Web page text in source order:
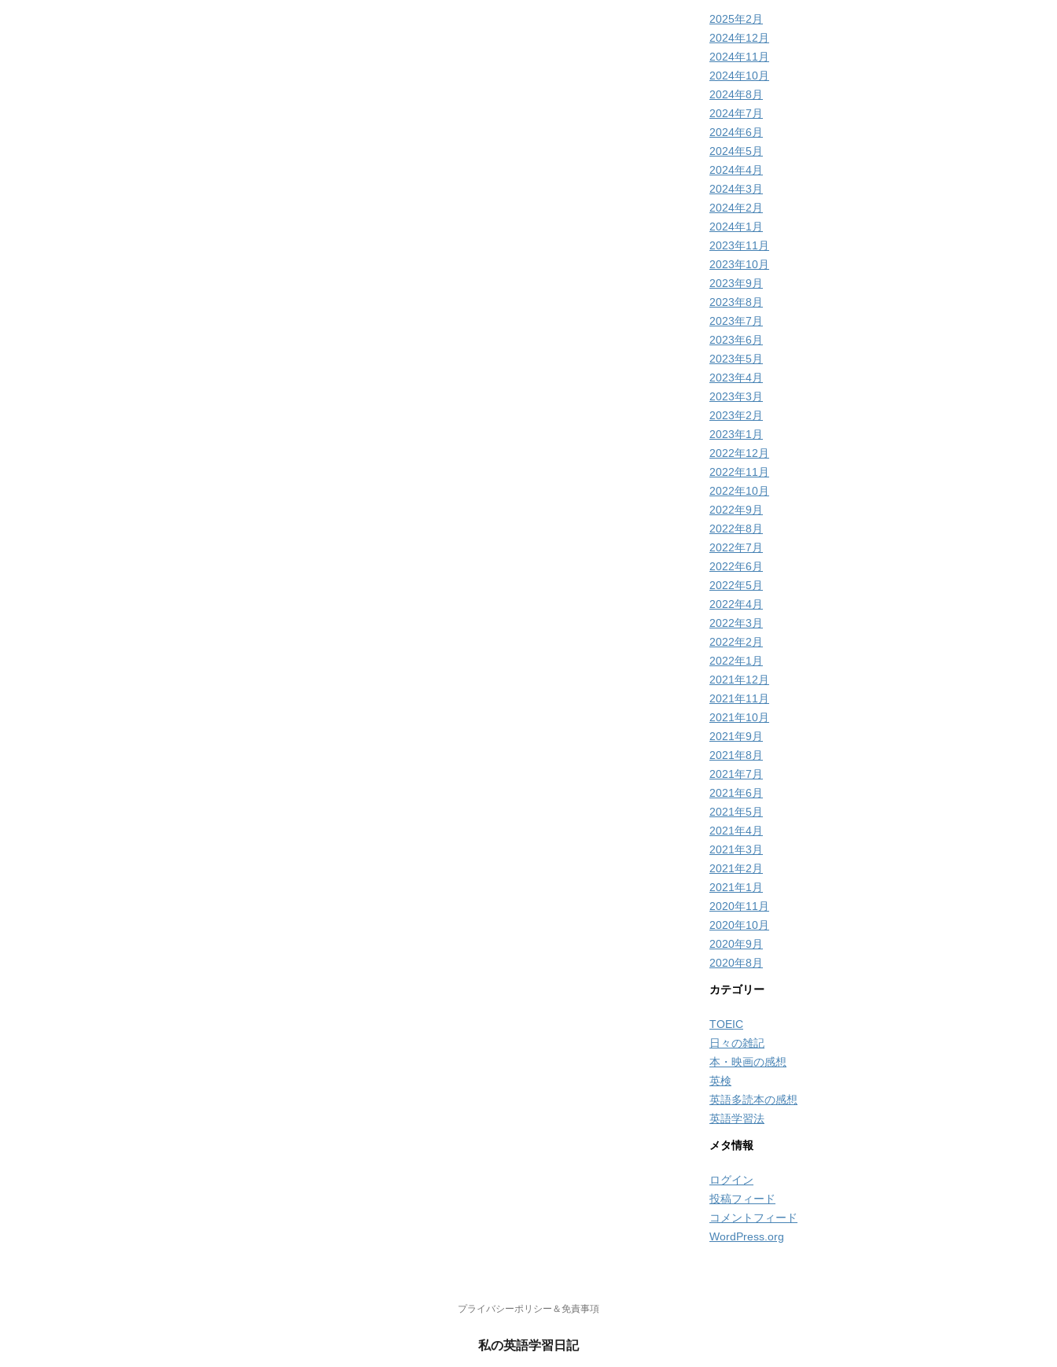
2025年2月
2024年12月
2024年11月
2024年10月
2024年8月
2024年7月
2024年6月
2024年5月
2024年4月
2024年3月
2024年2月
2024年1月
2023年11月
2023年10月
2023年9月
2023年8月
2023年7月
2023年6月
2023年5月
2023年4月
2023年3月
2023年2月
2023年1月
2022年12月
2022年11月
2022年10月
2022年9月
2022年8月
2022年7月
2022年6月
2022年5月
2022年4月
2022年3月
2022年2月
2022年1月
2021年12月
2021年11月
2021年10月
2021年9月
2021年8月
2021年7月
2021年6月
2021年5月
2021年4月
2021年3月
2021年2月
2021年1月
2020年11月
2020年10月
2020年9月
2020年8月
カテゴリー
TOEIC
日々の雑記
本・映画の感想
英検
英語多読本の感想
英語学習法
メタ情報
ログイン
投稿フィード
コメントフィード
WordPress.org
プライバシーポリシー＆免責事項
私の英語学習日記